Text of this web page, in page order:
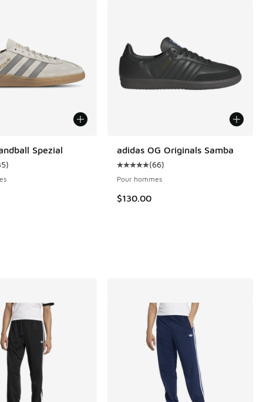
Spezial
du client - [5 sur 5 étoiles], 35 commentaires
)
adidas OG Originals Samba
Cote moyenne du client - [5 sur
(66)
Pour hommes
$130.00